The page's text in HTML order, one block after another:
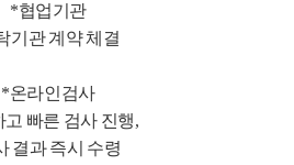
*협업기관
기관 계약 체결
*온라인검사
고 빠른 검사 진행,
결과 즉시 수령